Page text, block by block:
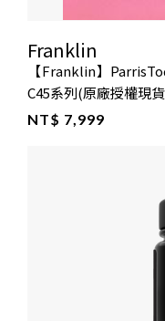
Franklin
【Franklin】
C45系列(原廠授權現
NT$ 7,999